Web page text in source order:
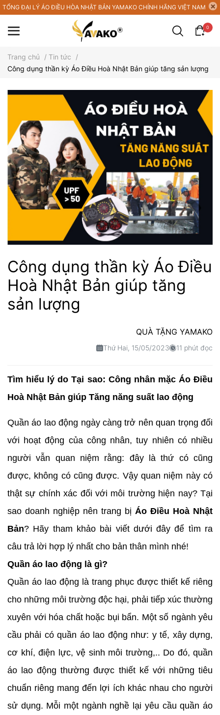
TỔNG ĐẠI LÝ ÁO ĐIỀU HÒA NHẬT BẢN YAMAKO CHÍNH HÃNG VIỆT NAM
0
Trang chủ / Tin tức
/
Công dụng thần kỳ Áo Điều Hoà Nhật Bản giúp tăng sản lượng
Công dụng thần kỳ Áo Điều
Hoà Nhật Bản giúp tăng
sản lượng
QUÀ TẶNG YAMAKO
Thứ Hai, 15/05/2023 11 phút đọc
Tìm hiểu lý do Tại sao: Công nhân mặc Áo Điều
Hoà Nhật Bản giúp Tăng năng suất lao động
Quần áo lao động ngày càng trở nên quan trọng đối
với hoạt động của công nhân, tuy nhiên có nhiều
người vẫn quan niệm rằng: đây là thứ có cũng
được, không có cũng được. Vậy quan niệm này có
thật sự chính xác đối với môi trường hiện nay? Tại
sao doanh nghiệp nên trang bị Áo Điều Hoà Nhật
Bản? Hãy tham khảo bài viết dưới đây để tìm ra
câu trả lời hợp lý nhất cho bản thân mình nhé!
Quần áo lao động là gì?
Quần áo lao động là trang phục được thiết kế riêng
cho những môi trường độc hại, phải tiếp xúc thường
xuyên với hóa chất hoặc bụi bẩn. Một số ngành yêu
cầu phải có quần áo lao động như: y tế, xây dựng,
cơ khí, điện lực, vệ sinh môi trường,.. Do đó, quần
áo lao động thường được thiết kế với những tiêu
chuẩn riêng mang đến lợi ích khác nhau cho người
sử dụng. Mỗi một ngành nghề lại yêu cầu quần áo